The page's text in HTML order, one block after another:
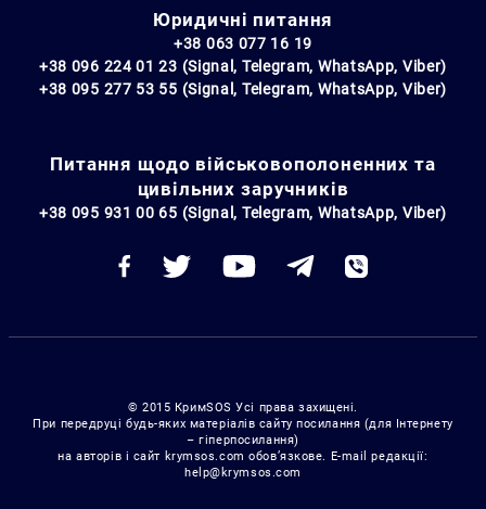
Юридичні питання
+38 063 077 16 19
+38 096 224 01 23 (Signal, Telegram, WhatsApp, Viber)
+38 095 277 53 55 (Signal, Telegram, WhatsApp, Viber)
Питання щодо військовополоненних та
цивільних заручників
+38 095 931 00 65 (Signal, Telegram, WhatsApp, Viber)
© 2015 КримSOS Усі права захищені.
При передруці будь-яких матеріалів сайту посилання (для Інтернету
– гіперпосилання)
на авторів і сайт krymsos.com обов’язкове. E-mail редакції:
help@krymsos.com